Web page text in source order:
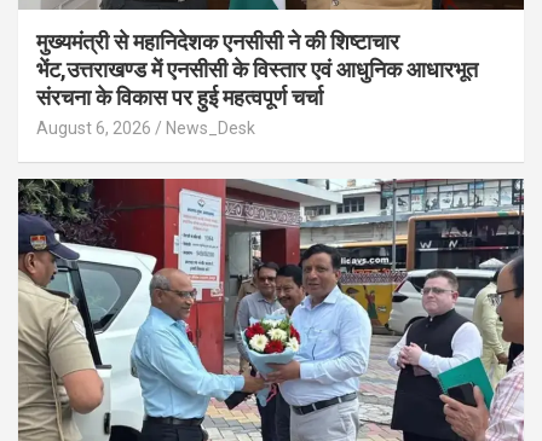
मुख्यमंत्री से महानिदेशक एनसीसी ने की शिष्टाचार
भेंट,उत्तराखण्ड में एनसीसी के विस्तार एवं आधुनिक आधारभूत
संरचना के विकास पर हुई महत्वपूर्ण चर्चा
August 6, 2026 News_Desk